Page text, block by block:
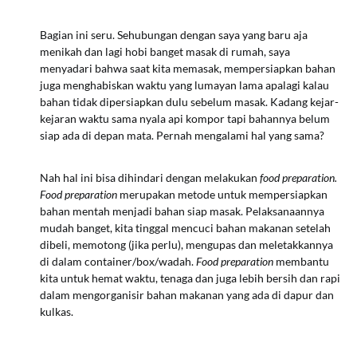
Bagian ini seru. Sehubungan dengan saya yang baru aja
menikah dan lagi hobi banget masak di rumah, saya
menyadari bahwa saat kita memasak, mempersiapkan bahan
juga menghabiskan waktu yang lumayan lama apalagi kalau
bahan tidak dipersiapkan dulu sebelum masak. Kadang kejar-
kejaran waktu sama nyala api kompor tapi bahannya belum
siap ada di depan mata. Pernah mengalami hal yang sama?
Nah hal ini bisa dihindari dengan melakukan food preparation.
Food preparation merupakan metode untuk mempersiapkan
bahan mentah menjadi bahan siap masak. Pelaksanaannya
mudah banget, kita tinggal mencuci bahan makanan setelah
dibeli, memotong (jika perlu), mengupas dan meletakkannya
di dalam container/box/wadah.Food preparation membantu
kita untuk hemat waktu, tenaga dan juga lebih bersih dan rapi
dalam mengorganisir bahan makanan yang ada di dapur dan
kulkas.